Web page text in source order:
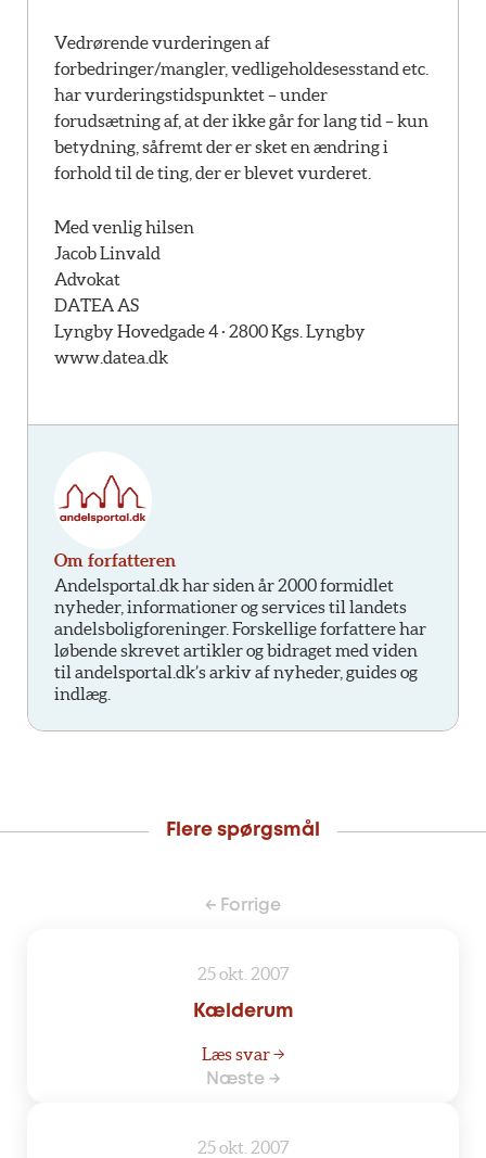
Vedrørende vurderingen af
forbedringer/mangler, vedligeholdesesstand etc.
har vurderingstidspunktet – under
forudsætning af, at der ikke går for lang tid – kun
betydning, såfremt der er sket en ændring i
forhold til de ting, der er blevet vurderet.
Med venlig hilsen
Jacob Linvald
Advokat
DATEA AS
Lyngby Hovedgade 4 · 2800 Kgs. Lyngby
www.datea.dk
Om forfatteren
Andelsportal.dk har siden år 2000 formidlet
nyheder, informationer og services til landets
andelsboligforeninger. Forskellige forfattere har
løbende skrevet artikler og bidraget med viden
til andelsportal.dk’s arkiv af nyheder, guides og
indlæg.
Flere spørgsmål
← Forrige
25 okt. 2007
Kælderum
Læs svar →
Næste →
25 okt. 2007